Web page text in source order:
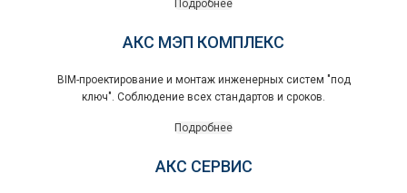
Подробнее
АКС МЭП КОМПЛЕКС
BIM-проектирование и монтаж инженерных систем "под
ключ". Соблюдение всех стандартов и сроков.
Подробнее
АКС СЕРВИС